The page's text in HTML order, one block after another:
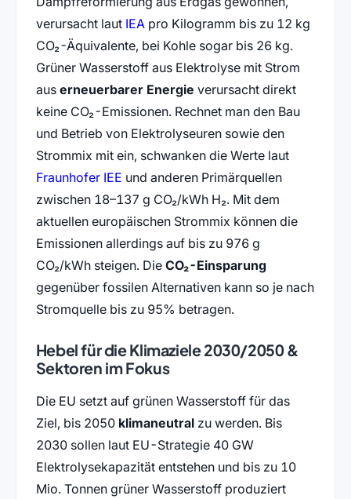
verursacht laut IEA(öffnet in neuem Tab)
pro Kilogramm bis zu 12 kg
CO₂-Äquivalente, bei Kohle sogar bis 26 kg.
Grüner Wasserstoff aus Elektrolyse mit Strom
aus erneuerbarer Energie verursacht direkt
keine CO₂-Emissionen. Rechnet man den Bau
und Betrieb von Elektrolyseuren sowie den
Strommix mit ein, schwanken die Werte laut
Fraunhofer IEE(öffnet in neuem Tab)
und anderen Primärquellen
zwischen 18–137 g CO₂/kWh H₂. Mit dem
aktuellen europäischen Strommix können die
Emissionen allerdings auf bis zu 976 g
CO₂/kWh steigen. Die CO₂-Einsparung
gegenüber fossilen Alternativen kann so je nach
Stromquelle bis zu 95% betragen.
Hebel für die Klimaziele 2030/2050 &
Sektoren im Fokus
Die EU setzt auf grünen Wasserstoff für das
Ziel, bis 2050 klimaneutralzu werden. Bis
2030 sollen laut EU-Strategie 40 GW
Elektrolysekapazität entstehen und bis zu 10
Mio. Tonnen grüner Wasserstoff produziert